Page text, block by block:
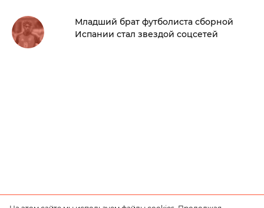
Младший брат футболиста сборной
Испании стал звездой соцсетей